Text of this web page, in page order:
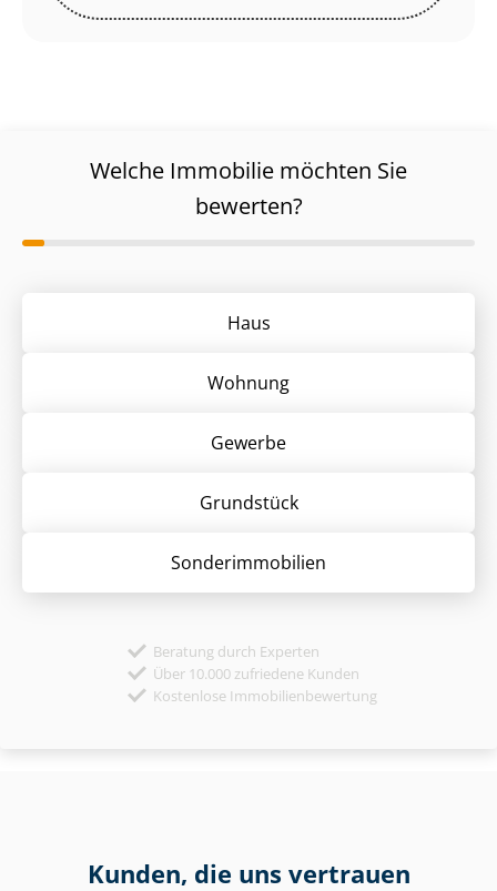
Welche Immobilie möchten Sie
bewerten?
Haus
Wohnung
Gewerbe
Grund­stück
Sonder­immobilien
Beratung durch Experten
Über 10.000 zufriedene Kunden
Kostenlose Immobilienbewertung
Kunden, die uns vertrauen